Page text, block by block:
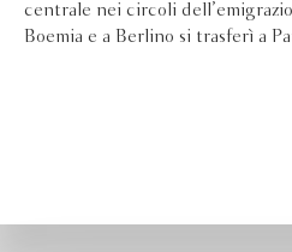
centrale nei circoli
Boemia e a Berlino si trasferì a